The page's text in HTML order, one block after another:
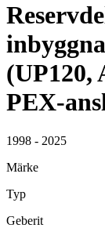
(UP120,
PEX-
1998 - 2025
Märke
Typ
Geberit